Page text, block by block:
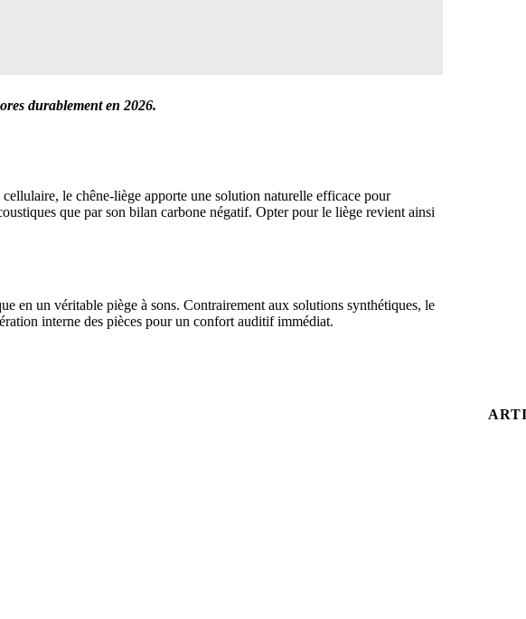
durablement en 2026.
le chêne-liège apporte une solution naturelle efficace pour
que par son bilan carbone négatif. Opter pour le liège revient ainsi
en un véritable piège à sons. Contrairement aux solutions synthétiques, le
interne des pièces pour un confort auditif immédiat.